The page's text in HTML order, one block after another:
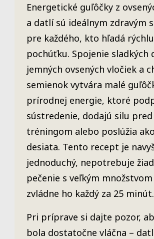
Energetické guľôčky z
a datlí sú ideálnym zdravým
pre každého, kto hľadá
pochúťku. Spojenie sladkých
jemných ovsených vločiek a
semienok vytvára malé
prírodnej energie, ktoré
sústredenie, dodajú silu pred
tréningom alebo poslúžia
desiata. Tento recept je
jednoduchý, nepotrebuje
pečenie s veľkým
zvládne ho každý za 25 minút.
Pri príprave si dajte pozor,
bola dostatočne vláčna –